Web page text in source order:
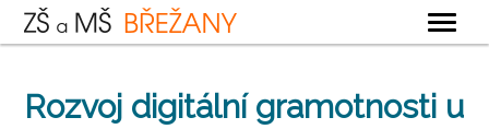
ZÁKLADNÍ ŠKOLA
Rozvoj digitální gramotnosti u